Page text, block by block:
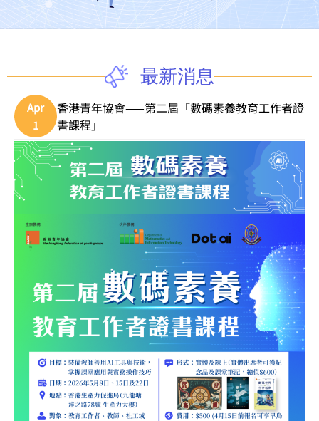
最新消息
Apr
1
香港青年協會——第二屆「數碼素養教育工作者證
書課程」